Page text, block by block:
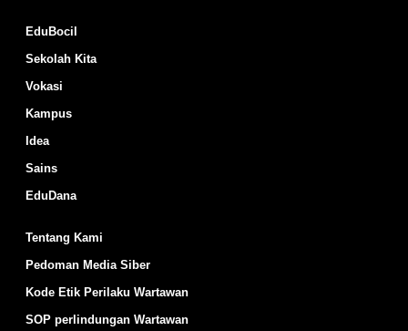
EduBocil
Sekolah Kita
Vokasi
Kampus
Idea
Sains
EduDana
Tentang Kami
Pedoman Media Siber
Kode Etik Perilaku Wartawan
SOP perlindungan Wartawan